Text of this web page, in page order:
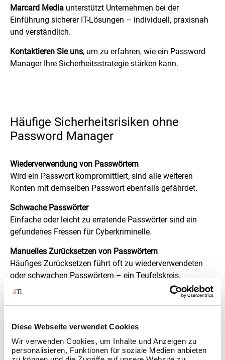
Diese Webseite verwendet Cookies
Wir verwenden Cookies, um Inhalte und Anzeigen zu
personalisieren, Funktionen für soziale Medien anbieten
Marcard Media unterstützt Unternehmen bei der
Einführung sicherer IT-Lösungen – individuell, praxisnah
und verständlich.
Kontaktieren Sie uns, um zu erfahren, wie ein Password
Manager Ihre Sicherheitsstrategie stärken kann.
Häufige Sicherheitsrisiken ohne
Password Manager
Wiederverwendung von Passwörtern
Wird ein Passwort kompromittiert, sind alle weiteren
Konten mit demselben Passwort ebenfalls gefährdet.
Schwache Passwörter
Einfache oder leicht zu erratende Passwörter sind ein
gefundenes Fressen für Cyberkriminelle.
Manuelles Zurücksetzen von Passwörtern
Häufiges Zurücksetzen führt oft zu wiederverwendeten
oder schwachen Passwörtern – ein Teufelskreis.
Unsichere Weitergabe von Passwörtern
Passwörter per E-Mail oder Messenger zu teilen ist riskant,